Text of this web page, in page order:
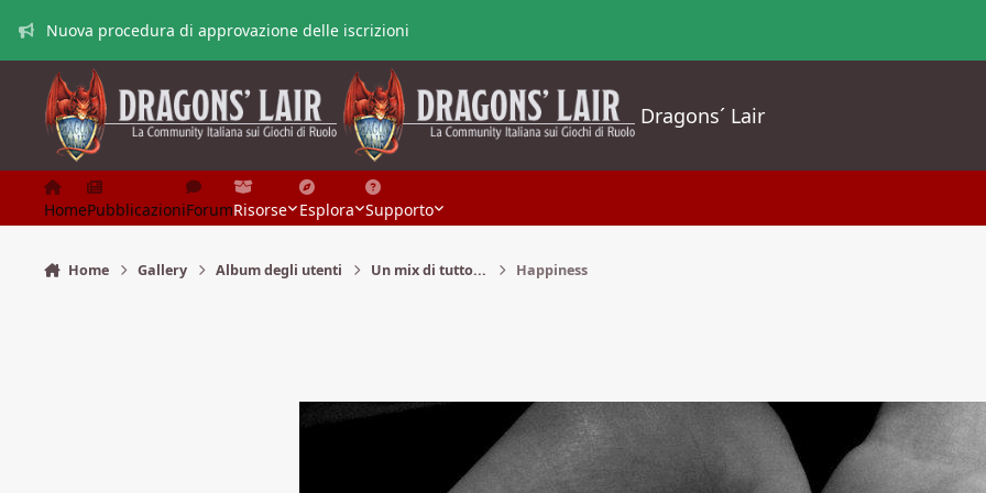
Nuova procedura di approvazione delle iscrizioni
Dragons´ Lair
HomePubblicazioniForumRisorse Esplora Supporto
Home Gallery Album degli utenti Un mix di tutto... Happiness